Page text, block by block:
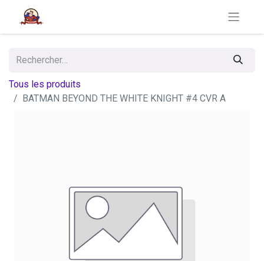
Tous les produits
BATMAN BEYOND THE WHITE KNIGHT #4 CVR A